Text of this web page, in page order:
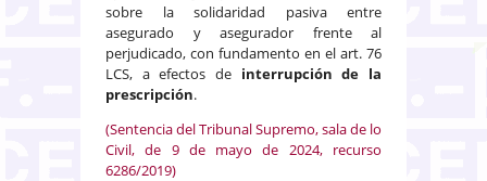
sobre la solidaridad pasiva entre
asegurado y asegurador frente al
perjudicado, con fundamento en el art. 76
LCS, a efectos de interrupción de la
prescripción.
(Sentencia del Tribunal Supremo, sala de lo
Civil, de 9 de mayo de 2024, recurso
6286/2019)